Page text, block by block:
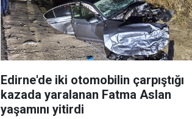
Edirne'de iki otomobilin çarpıştığı
kazada yaralanan Fatma Aslan
yaşamını yitirdi